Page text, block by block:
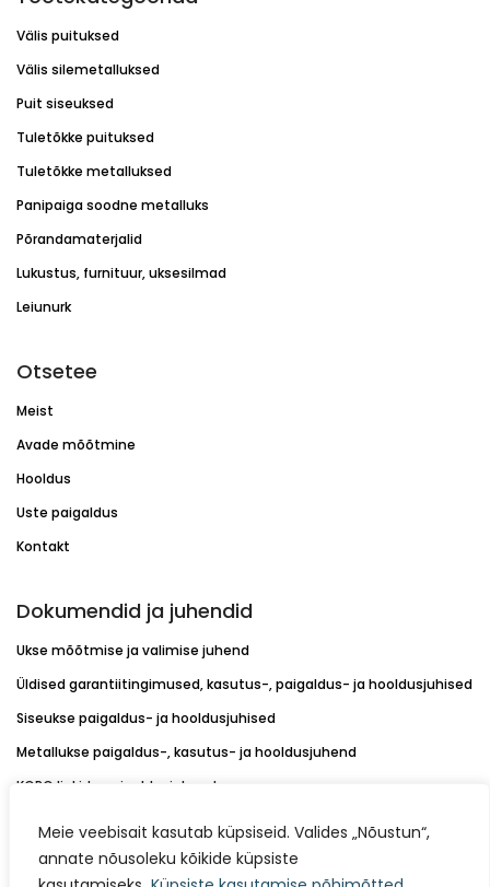
Meie veebisait kasutab küpsiseid. Valides „Nõustun“,
annate nõusoleku kõikide küpsiste
Välis puituksed
Välis silemetalluksed
Puit siseuksed
Tuletõkke puituksed
Tuletõkke metalluksed
Panipaiga soodne metalluks
Põrandamaterjalid
Lukustus, furnituur, uksesilmad
Leiunurk
Otsetee
Meist
Avade mõõtmine
Hooldus
Uste paigaldus
Kontakt
Dokumendid ja juhendid
Ukse mõõtmise ja valimise juhend
Üldised garantiitingimused, kasutus-, paigaldus- ja hooldusjuhised
Siseukse paigaldus- ja hooldusjuhised
Metallukse paigaldus-, kasutus- ja hooldusjuhend
KORO linkide paigaldusjuhend
Müügitingimused